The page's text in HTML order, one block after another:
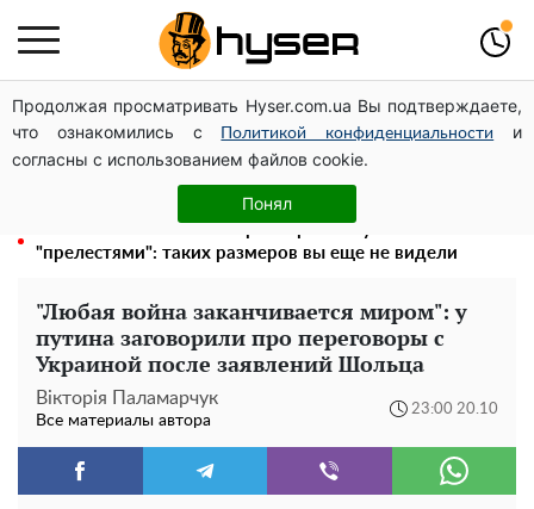
Продолжая просматривать Hyser.com.ua Вы подтверждаете,
что ознакомились с
Политикой конфиденциальности
и
согласны с использованием файлов cookie.
Понял
Голая Елена Тополя в интересных позах заставила
отвисать челюсти: слив видео – было только началом
Елена Тополя слив видео – это далеко не все:
фронтмен "Антитела" Тарас Тополя стал следующим
"прелестями": таких размеров вы еще не видели
"Любая война заканчивается миром": у
путина заговорили про переговоры с
Украиной после заявлений Шольца
Вікторія Паламарчук
Все материалы автора
23:00 20.10